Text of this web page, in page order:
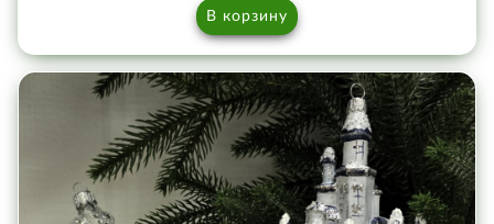
В корзину